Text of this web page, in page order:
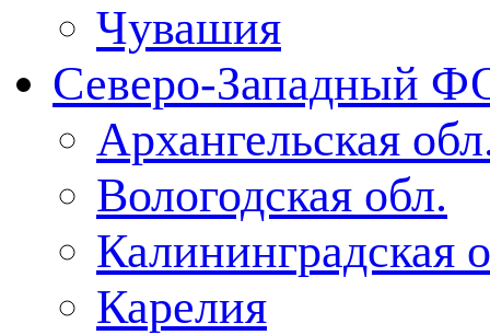
Чувашия
Северо-Западный
Архангельская
Вологодская обл.
Калининградская
Карелия